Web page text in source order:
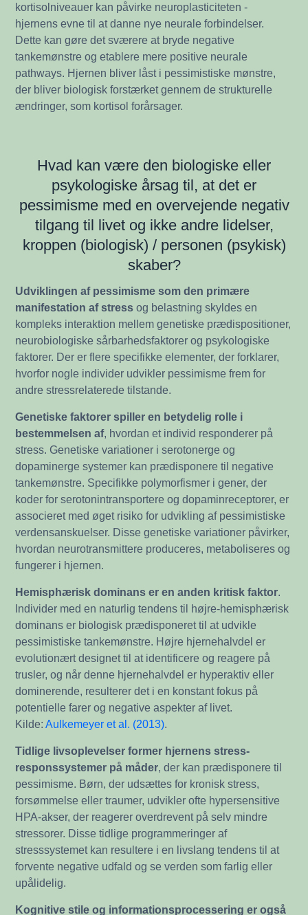
kortisolniveauer kan påvirke neuroplasticiteten -
hjernens evne til at danne nye neurale forbindelser.
Dette kan gøre det sværere at bryde negative
tankemønstre og etablere mere positive neurale
pathways. Hjernen bliver låst i pessimistiske mønstre,
der bliver biologisk forstærket gennem de strukturelle
ændringer, som kortisol forårsager.
Hvad kan være den biologiske eller
psykologiske årsag til, at det er
pessimisme med en overvejende negativ
tilgang til livet og ikke andre lidelser,
kroppen (biologisk) / personen (psykisk)
skaber?
Udviklingen af pessimisme som den primære
manifestation af stress og belastning skyldes en
kompleks interaktion mellem genetiske prædispositioner,
neurobiologiske sårbarhedsfaktorer og psykologiske
faktorer. Der er flere specifikke elementer, der forklarer,
hvorfor nogle individer udvikler pessimisme frem for
andre stressrelaterede tilstande.
Genetiske faktorer spiller en betydelig rolle i
bestemmelsen af, hvordan et individ responderer på
stress. Genetiske variationer i serotonerge og
dopaminerge systemer kan prædisponere til negative
tankemønstre. Specifikke polymorfismer i gener, der
koder for serotonintransportere og dopaminreceptorer, er
associeret med øget risiko for udvikling af pessimistiske
verdensanskuelser. Disse genetiske variationer påvirker,
hvordan neurotransmittere produceres, metaboliseres og
fungerer i hjernen.
Hemisphærisk dominans er en anden kritisk faktor.
Individer med en naturlig tendens til højre-hemisphærisk
dominans er biologisk prædisponeret til at udvikle
pessimistiske tankemønstre. Højre hjernehalvdel er
evolutionært designet til at identificere og reagere på
trusler, og når denne hjernehalvdel er hyperaktiv eller
dominerende, resulterer det i en konstant fokus på
potentielle farer og negative aspekter af livet.
Kilde:Aulkemeyer et al. (2013).
Tidlige livsoplevelser former hjernens stress-
responssystemer på måder, der kan prædisponere til
pessimisme. Børn, der udsættes for kronisk stress,
forsømmelse eller traumer, udvikler ofte hypersensitive
HPA-akser, der reagerer overdrevent på selv mindre
stressorer. Disse tidlige programmeringer af
stresssystemet kan resultere i en livslang tendens til at
forvente negative udfald og se verden som farlig eller
upålidelig.
Kognitive stile og informationsprocessering er også